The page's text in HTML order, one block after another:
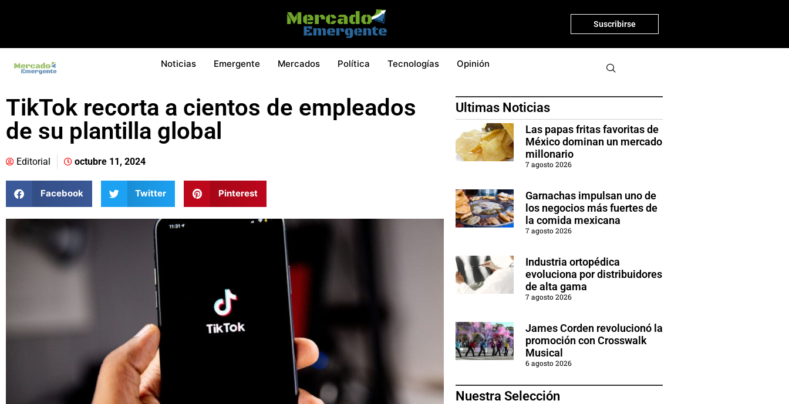
Suscribirse
Noticias Emergente Mercados Política Tecnologías Opinión
TikTok recorta a cientos de empleados
de su plantilla global
Editorial octubre 11, 2024
Facebook Twitter Pinterest
Ultimas Noticias
Las papas fritas favoritas de
México dominan un mercado
millonario
7 agosto 2026
Garnachas impulsan uno de
los negocios más fuertes de
la comida mexicana
7 agosto 2026
Industria ortopédica
evoluciona por distribuidores
de alta gama
7 agosto 2026
James Corden revolucionó la
promoción con Crosswalk
Musical
6 agosto 2026
Nuestra Selección